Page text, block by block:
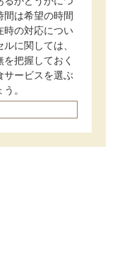
間は希望の時間
時の対応につい
に関しては、
把握しておく
サービスを選ぶ
。